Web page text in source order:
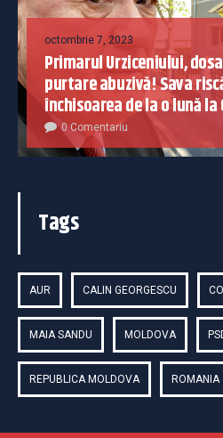
octombrie 7, 2023
Primarul Urziceniului,
purtare abuzivă! Sava
închisoarea de la o lună
0 Comentariu
Tags
AUR CALIN GEORGESCU
MAIA SANDU MOLDOVA
REPUBLICA MOLDOVA ROMANIA